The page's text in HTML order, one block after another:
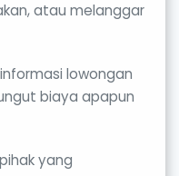
atau melanggar
lowongan
biaya apapun
yang